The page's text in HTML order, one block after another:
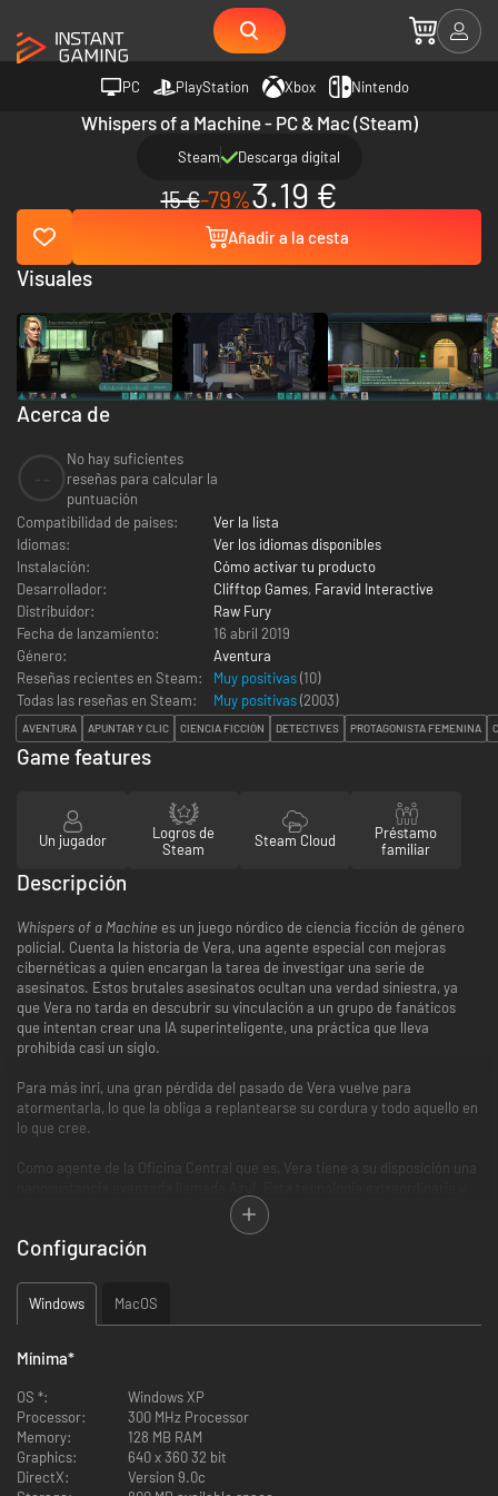
PC PlayStation Xbox Nintendo
Whispers of a Machine - PC & Mac (Steam)
Steam Descarga digital
15 €-79%3.19 €
Añadir a la cesta
Acerca de
No hay suficientes
reseñas para calcular la
puntuación
Compatibilidad de países:
Ver la lista
Idiomas:
Ver los idiomas disponibles
Instalación:
Cómo activar tu producto
Desarrollador:
Clifftop Games, Faravid Interactive
Distribuidor:
Raw Fury
Fecha de lanzamiento:
16 abril 2019
Género:
Aventura
Reseñas recientes en Steam:
Muy positivas(10)
Todas las reseñas en Steam:
Muy positivas(2003)
AVENTURA APUNTAR Y CLIC CIENCIA FICCIÓN DETECTIVES PROTAGONISTA FEMENINA
Visuales
Game features
Un jugador
Logros de
Steam
Steam Cloud
Préstamo
familiar
Descripción
Whispers of a Machine es un juego nórdico de ciencia ficción de género
policial. Cuenta la historia de Vera, una agente especial con mejoras
cibernéticas a quien encargan la tarea de investigar una serie de
asesinatos. Estos brutales asesinatos ocultan una verdad siniestra, ya
que Vera no tarda en descubrir su vinculación a un grupo de fanáticos
que intentan crear una IA superinteligente, una práctica que lleva
prohibida casi un siglo.
Para más inri, una gran pérdida del pasado de Vera vuelve para
atormentarla, lo que la obliga a replantearse su cordura y todo aquello en
lo que cree.
Como agente de la Oficina Central que es, Vera tiene a su disposición una
codiciada le permite desarrollar habilidades sobrehumanas adaptadas a
información y resolver puzles con múltiples soluciones.
¿Bastará con la combinación única de habilidades e intuición de Vera
que parecen? En esta fascinante historia con giros existenciales y varios
finales, las acciones de Vera tendrán grandes consecuencias no solo para
ella, sino también para toda la humanidad...
INVESTIGACIÓN, MEJORADA:
Configuración
Windows MacOS
Mínima*
OS *:
Windows XP
Processor:
300 MHz Processor
Memory:
128 MB RAM
Graphics:
640 x 360 32 bit
DirectX:
Version 9.0c